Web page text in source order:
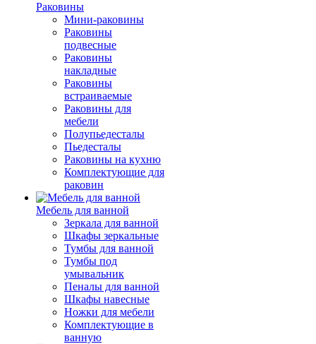
Раковины
Мини-раковины
Раковины
подвесные
Раковины
накладные
Раковины
встраиваемые
Раковины для
мебели
Полупьедесталы
Пьедесталы
Раковины на кухню
Комплектующие для
раковин
Мебель для ванной
Зеркала для ванной
Шкафы зеркальные
Тумбы для ванной
Тумбы под
умывальник
Пеналы для ванной
Шкафы навесные
Ножки для мебели
Комплектующие в
ванную